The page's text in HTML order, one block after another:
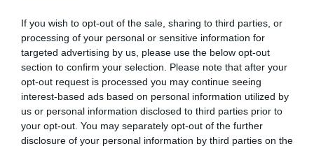
If you wish to opt-out of the sale, sharing to third parties, or
processing of your personal or sensitive information for
targeted advertising by us, please use the below opt-out
section to confirm your selection. Please note that after your
opt-out request is processed you may continue seeing
interest-based ads based on personal information utilized by
us or personal information disclosed to third parties prior to
your opt-out. You may separately opt-out of the further
disclosure of your personal information by third parties on the